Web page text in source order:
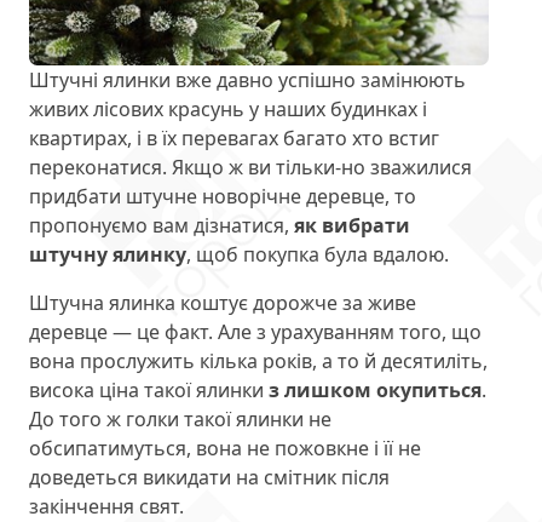
Штучні ялинки вже давно успішно замінюють
живих лісових красунь у наших будинках і
квартирах, і в їх перевагах багато хто встиг
переконатися. Якщо ж ви тільки-но зважилися
придбати штучне новорічне деревце, то
пропонуємо вам дізнатися, як вибрати
штучну ялинку, щоб покупка була вдалою.
Штучна ялинка коштує дорожче за живе
деревце — це факт. Але з урахуванням того, що
вона прослужить кілька років, а то й десятиліть,
висока ціна такої ялинки з лишком окупиться.
До того ж голки такої ялинки не
обсипатимуться, вона не пожовкне і її не
доведеться викидати на смітник після
закінчення свят.